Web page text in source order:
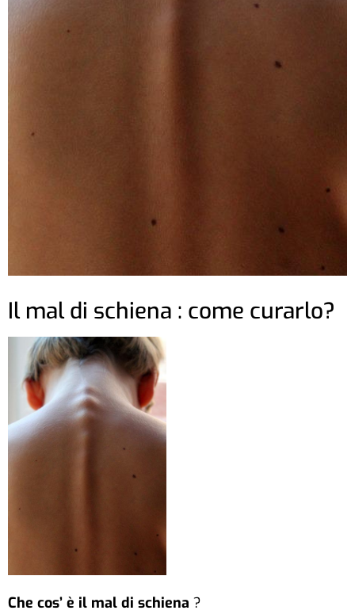
Il mal di schiena : come curarlo?
Che cos’ è il mal di schiena ?